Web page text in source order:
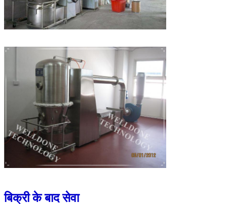
बिक्री के बाद सेवा